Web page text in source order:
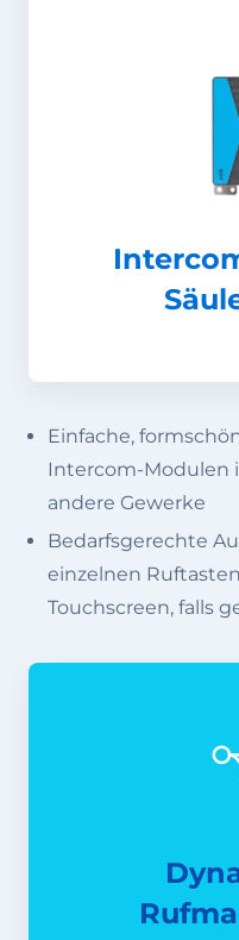
Einfache,
Intercom-Modulen
andere Gewerke
Bedarfsgerechte
einzelnen
Touchscreen, falls